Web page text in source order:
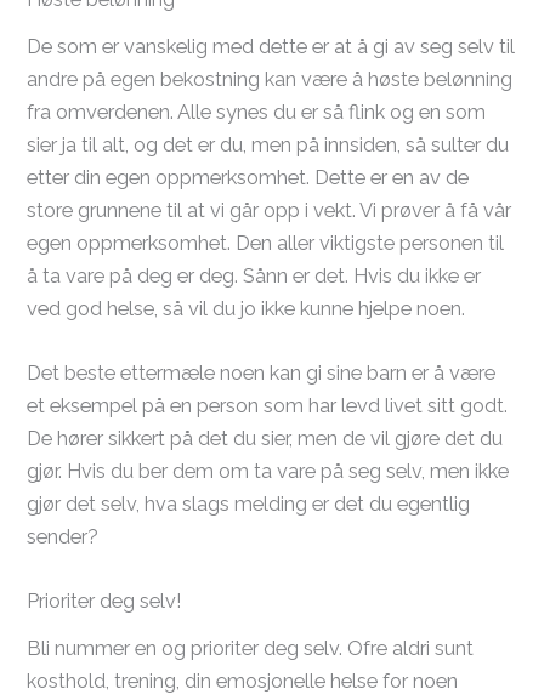
De som er vanskelig med dette er at å gi av seg selv til
andre på egen bekostning kan være å høste belønning
fra omverdenen. Alle synes du er så flink og en som
sier ja til alt, og det er du, men på innsiden, så sulter du
etter din egen oppmerksomhet. Dette er en av de
store grunnene til at vi går opp i vekt. Vi prøver å få vår
egen oppmerksomhet. Den aller viktigste personen til
å ta vare på deg er deg. Sånn er det. Hvis du ikke er
ved god helse, så vil du jo ikke kunne hjelpe noen.
Det beste ettermæle noen kan gi sine barn er å være
et eksempel på en person som har levd livet sitt godt.
De hører sikkert på det du sier, men de vil gjøre det du
gjør. Hvis du ber dem om ta vare på seg selv, men ikke
gjør det selv, hva slags melding er det du egentlig
sender?
Prioriter deg selv!
Bli nummer en og prioriter deg selv. Ofre aldri sunt
kosthold, trening, din emosjonelle helse for noen